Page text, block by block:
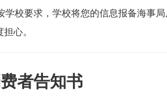
学校要求，学校将您的信息报备海事
担心。
者告知书